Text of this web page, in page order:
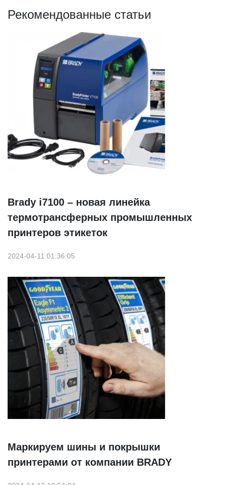
Рекомендованные статьи
Brady i7100 – новая линейка
термотрансферных промышленных
принтеров этикеток
2024-04-11 01:36:05
Маркируем шины и покрышки
принтерами от компании BRADY